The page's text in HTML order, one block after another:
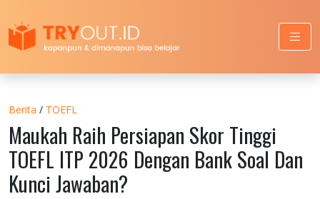
Berita / TOEFL
Maukah Raih Persiapan Skor Tinggi
TOEFL ITP 2026 Dengan Bank Soal Dan
Kunci Jawaban?